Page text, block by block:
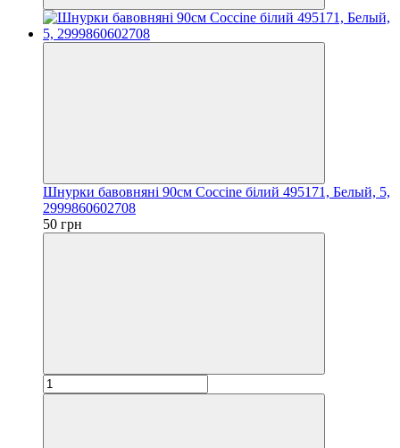
Шнурки бавовняні 90см Coccine білий 495171, Белый, 5,
2999860602708
50 грн